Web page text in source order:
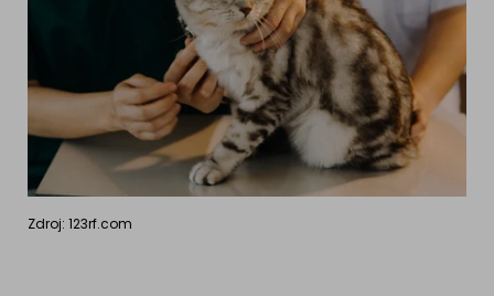
Zdroj: 123rf.com